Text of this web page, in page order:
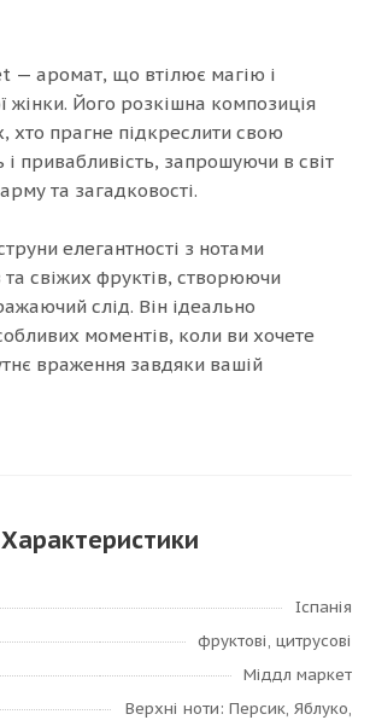
— аромат, що втілює магію і
жінки. Його розкішна композиція
хто прагне підкреслити свою
і привабливість, запрошуючи в світ
та загадковості.
елегантності з нотами
та свіжих фруктів, створюючи
слід. Він ідеально
моментів, коли ви хочете
враження завдяки вашій
Характеристики
Іспанія
фруктові, цитрусові
Міддл маркет
Верхні ноти: Персик, Яблуко,